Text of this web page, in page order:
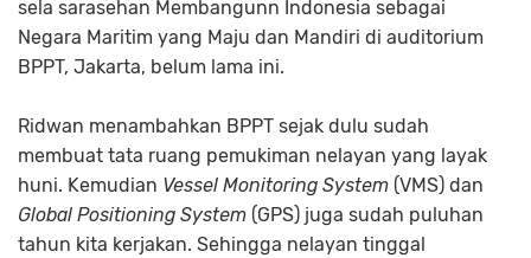
sela sarasehan Membangunn Indonesia sebagai
Negara Maritim yang Maju dan Mandiri di auditorium
BPPT, Jakarta, belum lama ini.
Ridwan menambahkan BPPT sejak dulu sudah
membuat tata ruang pemukiman nelayan yang layak
huni. Kemudian Vessel Monitoring System (VMS) dan
Global Positioning System (GPS) juga sudah puluhan
tahun kita kerjakan. Sehingga nelayan tinggal